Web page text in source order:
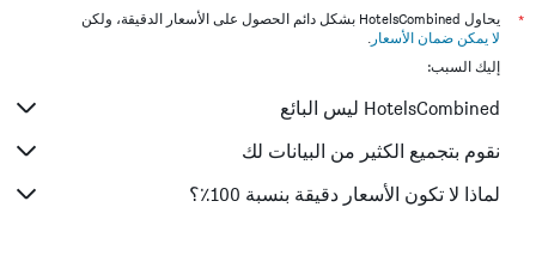
*
يحاول HotelsCombined بشكل دائم الحصول على الأسعار الدقيقة، ولكن
لا يمكن ضمان الأسعار .
إليك السبب:
HotelsCombined ليس البائع
نقوم بتجميع الكثير من البيانات لك
لماذا لا تكون الأسعار دقيقة بنسبة 100٪؟